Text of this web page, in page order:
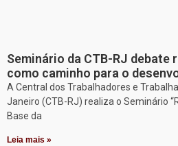
Seminário da CTB-RJ
como caminho para o
A Central dos Trabalhadores e
Janeiro (CTB-RJ) realiza o Seminário
Base da
Leia mais »